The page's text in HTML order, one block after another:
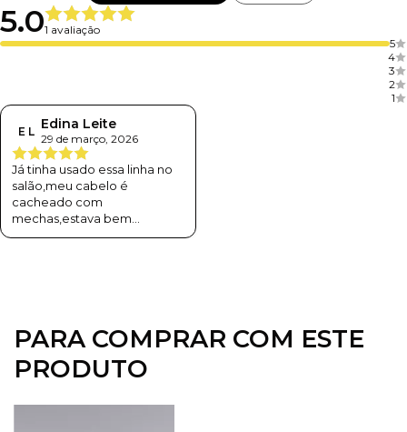
5.01 avaliação
5
4
3
2
1
E L Edina Leite
29 de março, 2026
Já tinha usado essa linha no
salão,meu cabelo é
cacheado com
mechas,estava bem
danificado e na primeira
PARA COMPRAR COM ESTE
PRODUTO